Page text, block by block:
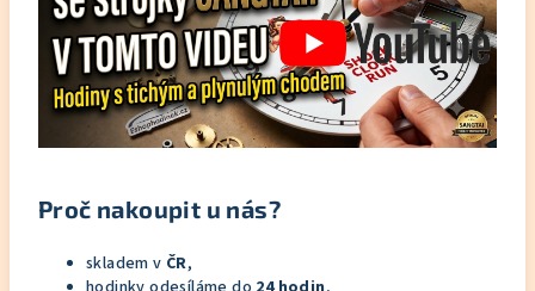
Proč nakoupit u nás?
skladem v ČR,